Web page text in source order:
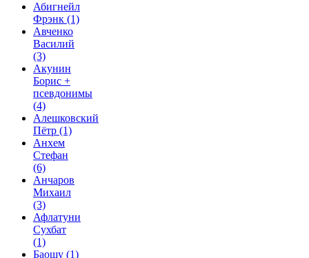
Абигнейл
Фрэнк (1)
Авченко
Василий
(3)
Акунин
Борис +
псевдонимы
(4)
Алешковский
Пётр (1)
Анхем
Стефан
(6)
Анчаров
Михаил
(3)
Афлатуни
Сухбат
(1)
Баошу (1)